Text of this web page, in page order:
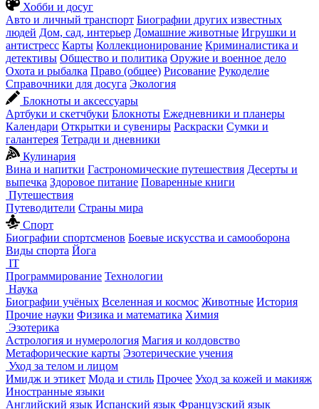
Хобби и досуг
Авто и личный транспорт Биографии других известных
людей Дом, сад, интерьер Домашние животные Игрушки и
антистресс Карты Коллекционирование Криминалистика и
детективы Общество и политика Оружие и военное дело
Охота и рыбалка Право (общее) Рисование Рукоделие
Справочники для досуга Экология
Блокноты и аксессуары
Артбуки и скетчбуки Блокноты Ежедневники и планеры
Календари Открытки и сувениры Раскраски Сумки и
галантерея Тетради и дневники
Кулинария
Вина и напитки Гастрономические путешествия Десерты и
выпечка Здоровое питание Поваренные книги
Путешествия
Путеводители Страны мира
Спорт
Биографии спортсменов Боевые искусства и самооборона
Виды спорта Йога
IT
Программирование Технологии
Наука
Биографии учёных Вселенная и космос Животные История
Прочие науки Физика и математика Химия
Эзотерика
Астрология и нумерология Магия и колдовство
Метафорические карты Эзотерические учения
Уход за телом и лицом
Имидж и этикет Мода и стиль Прочее Уход за кожей и макияж
Иностранные языки
Английский язык Испанский язык Французский язык